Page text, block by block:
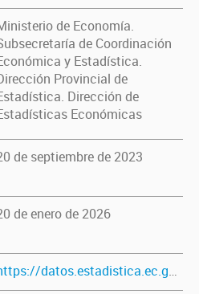
de Economía.
de Coordinación
y Estadística.
Provincial de
Dirección de
Económicas
de septiembre de 2023
de enero de 2026
https://datos.estadistica.ec.gba.gov.ar/dataset/estimaciones-agricolas